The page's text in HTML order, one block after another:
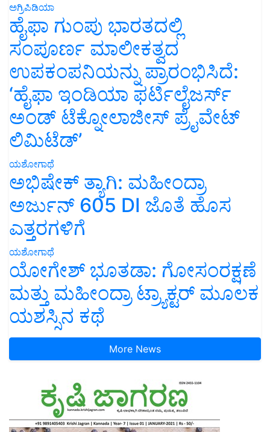
ಅಗ್ರಿಪಿಡಿಯಾ
ಹೈಫಾ ಗುಂಪು ಭಾರತದಲ್ಲಿ
ಸಂಪೂರ್ಣ ಮಾಲೀಕತ್ವದ
ಉಪಕಂಪನಿಯನ್ನು ಪ್ರಾರಂಭಿಸಿದೆ:
‘ಹೈಫಾ ಇಂಡಿಯಾ ಫರ್ಟಿಲೈಜರ್ಸ್
ಅಂಡ್ ಟೆಕ್ನೋಲಾಜೀಸ್ ಪ್ರೈವೇಟ್
ಲಿಮಿಟೆಡ್’
ಯಶೋಗಾಥೆ
ಅಭಿಷೇಕ್ ತ್ಯಾಗಿ: ಮಹೀಂದ್ರಾ
ಅರ್ಜುನ್ 605 DI ಜೊತೆ ಹೊಸ
ಎತ್ತರಗಳಿಗೆ
ಯಶೋಗಾಥೆ
ಯೋಗೇಶ್ ಭೂತಡಾ: ಗೋಸಂರಕ್ಷಣೆ
ಮತ್ತು ಮಹೀಂದ್ರಾ ಟ್ರ್ಯಾಕ್ಟರ್ ಮೂಲಕ
ಯಶಸ್ಸಿನ ಕಥೆ
More News